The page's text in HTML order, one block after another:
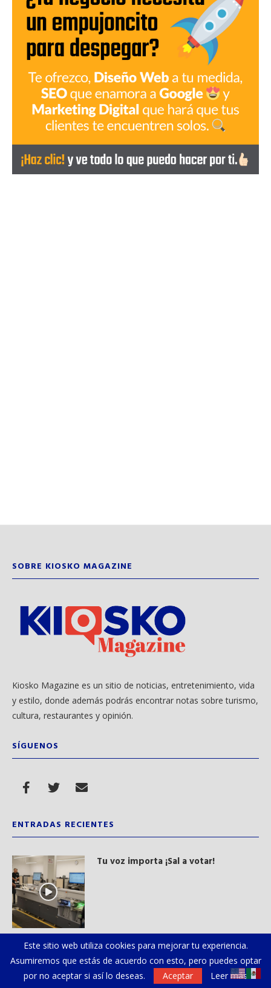
SOBRE KIOSKO MAGAZINE
Kiosko Magazine es un sitio de noticias, entretenimiento, vida
y estilo, donde además podrás encontrar notas sobre turismo,
cultura, restaurantes y opinión.
SÍGUENOS
ENTRADAS RECIENTES
Tu voz importa ¡Sal a votar!
Gloria Trevi se reencuentra con sus
paisanos regios
Este sitio web utiliza cookies para mejorar tu experiencia.
Asumiremos que estás de acuerdo con esto, pero puedes optar
por no aceptar si así lo deseas.
Aceptar Leer más